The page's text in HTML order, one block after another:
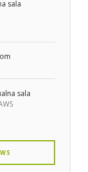
sala
sala